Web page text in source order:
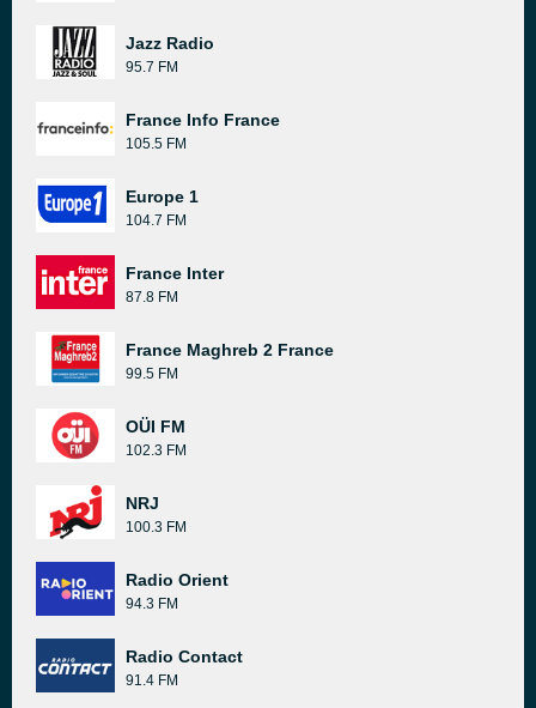
Jazz Radio
95.7 FM
France Info France
105.5 FM
Europe 1
104.7 FM
France Inter
87.8 FM
France Maghreb 2 France
99.5 FM
OÜI FM
102.3 FM
NRJ
100.3 FM
Radio Orient
94.3 FM
Radio Contact
91.4 FM